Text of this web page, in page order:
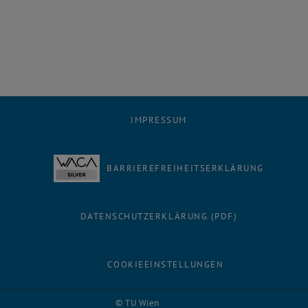
© TU Wien
IMPRESSUM
BARRIEREFREIHEITSERKLÄRUNG
DATENSCHUTZERKLÄRUNG (PDF)
COOKIEEINSTELLUNGEN